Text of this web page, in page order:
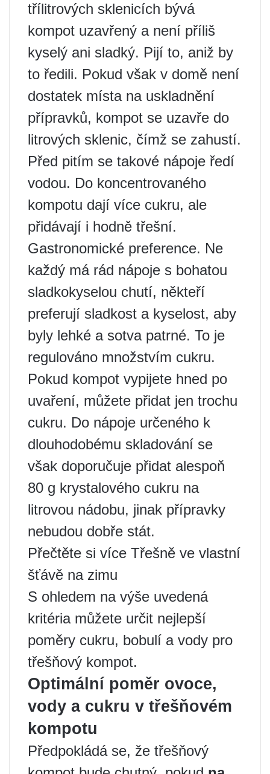
třílitrových sklenicích bývá
kompot uzavřený a není příliš
kyselý ani sladký. Pijí to, aniž by
to ředili. Pokud však v domě není
dostatek místa na uskladnění
přípravků, kompot se uzavře do
litrových sklenic, čímž se zahustí.
Před pitím se takové nápoje ředí
vodou. Do koncentrovaného
kompotu dají více cukru, ale
přidávají i hodně třešní.
Gastronomické preference. Ne
každý má rád nápoje s bohatou
sladkokyselou chutí, někteří
preferují sladkost a kyselost, aby
byly lehké a sotva patrné. To je
regulováno množstvím cukru.
Pokud kompot vypijete hned po
uvaření, můžete přidat jen trochu
cukru. Do nápoje určeného k
dlouhodobému skladování se
však doporučuje přidat alespoň
80 g krystalového cukru na
litrovou nádobu, jinak přípravky
nebudou dobře stát.
Přečtěte si více Třešně ve vlastní
šťávě na zimu
S ohledem na výše uvedená
kritéria můžete určit nejlepší
poměry cukru, bobulí a vody pro
třešňový kompot.
Optimální poměr ovoce,
vody a cukru v třešňovém
kompotu
Předpokládá se, že třešňový